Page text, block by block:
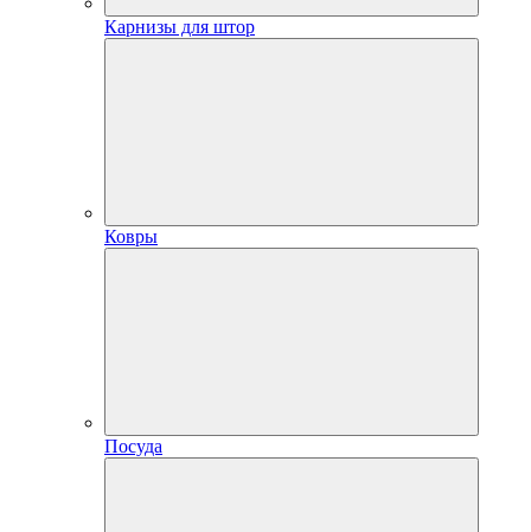
Карнизы для штор
Ковры
Посуда